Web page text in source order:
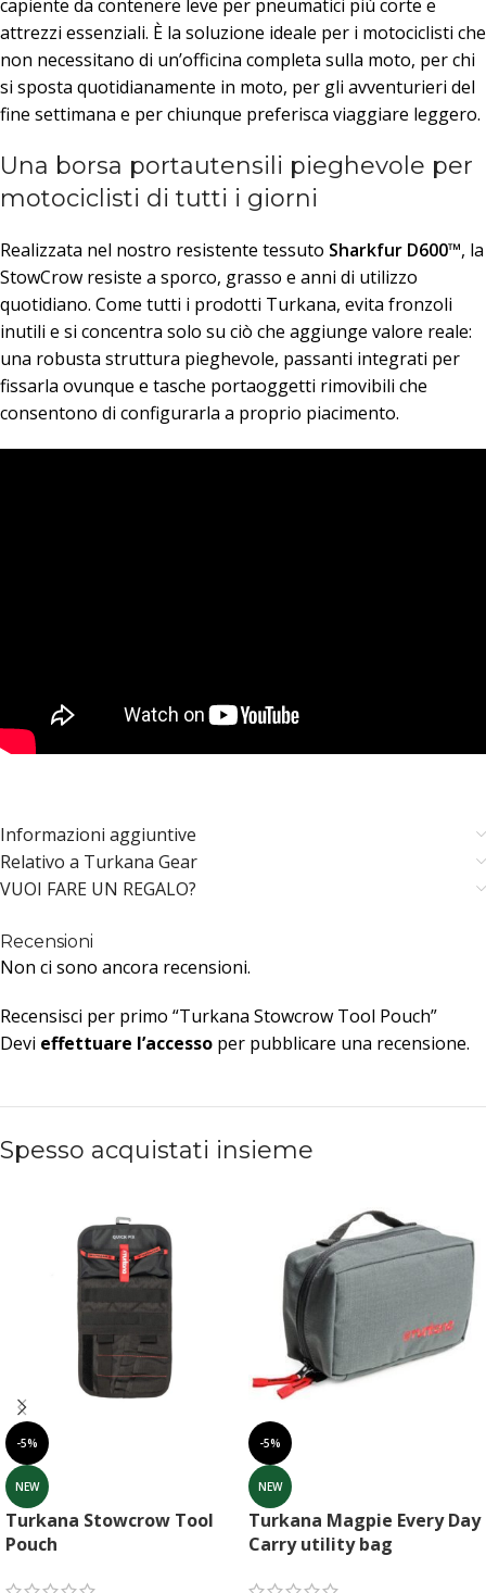
capiente da contenere leve per pneumatici più corte e
attrezzi essenziali. È la soluzione ideale per i motociclisti che
non necessitano di un’officina completa sulla moto, per chi
si sposta quotidianamente in moto, per gli avventurieri del
fine settimana e per chiunque preferisca viaggiare leggero.
Una borsa portautensili pieghevole per
motociclisti di tutti i giorni
Realizzata nel nostro resistente tessuto Sharkfur D600™, la
StowCrow resiste a sporco, grasso e anni di utilizzo
quotidiano. Come tutti i prodotti Turkana, evita fronzoli
inutili e si concentra solo su ciò che aggiunge valore reale:
una robusta struttura pieghevole, passanti integrati per
fissarla ovunque e tasche portaoggetti rimovibili che
consentono di configurarla a proprio piacimento.
Informazioni aggiuntive
Relativo a Turkana Gear
VUOI FARE UN REGALO?
Recensioni
Non ci sono ancora recensioni.
Recensisci per primo “Turkana Stowcrow Tool Pouch”
Devi effettuare l’accesso per pubblicare una recensione.
Spesso acquistati insieme
-5%
NEW
Turkana Stowcrow Tool
Pouch
-5%
NEW
Turkana Magpie Every Day
Carry utility bag